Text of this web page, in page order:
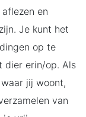
en
Je kunt het
op te
dier erin/op. Als
jij woont,
van